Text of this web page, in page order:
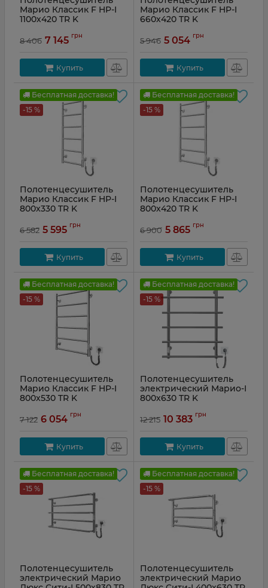
Марио Классик F HP-I
1100х420 TR K
8 406 7 145 грн
Купить
Марио Классик F HP-I
660х420 TR K
5 946 5 054 грн
Купить
Бесплатная доставка!
-15 %
Полотенцесушитель
Марио Классик F HP-I
800x330 TR K
6 582 5 595 грн
Купить
Бесплатная доставка!
-15 %
Полотенцесушитель
Марио Классик F HP-I
800x420 TR K
6 900 5 865 грн
Купить
Бесплатная доставка!
-15 %
Полотенцесушитель
Марио Классик F HP-I
800x530 TR K
7 122 6 054 грн
Купить
Бесплатная доставка!
-15 %
Полотенцесушитель
электрический Марио-І
800x630 TR K
12 215 10 383 грн
Купить
Бесплатная доставка!
-15 %
Полотенцесушитель
электрический Марио
Бесплатная доставка!
-15 %
Полотенцесушитель
электрический Марио